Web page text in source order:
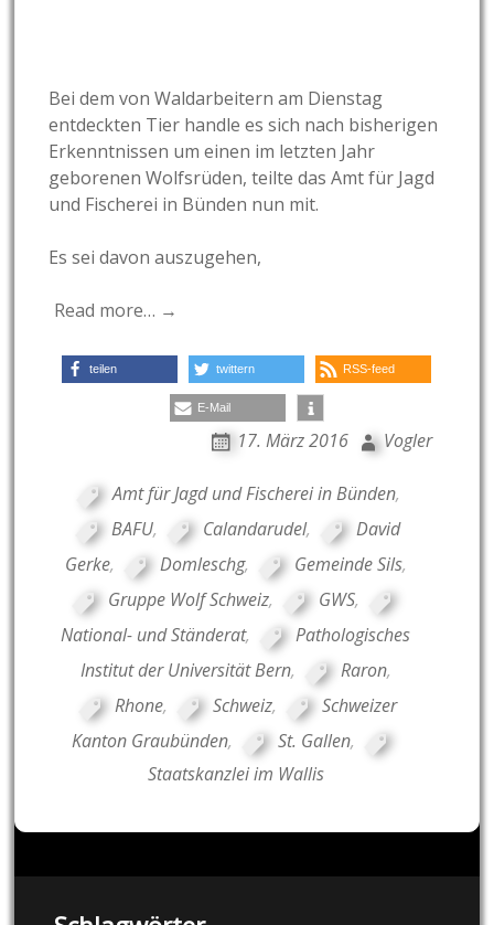
Bei dem von Waldarbeitern am Dienstag
entdeckten Tier handle es sich nach bisherigen
Erkenntnissen um einen im letzten Jahr
geborenen Wolfsrüden, teilte das Amt für Jagd
und Fischerei in Bünden nun mit.
Es sei davon auszugehen,
Read more… →
teilen twittern RSS-feed
E-Mail
17. März 2016 Vogler
Amt für Jagd und Fischerei in Bünden,
BAFU, Calandarudel,
David
Gerke, Domleschg, Gemeinde Sils,
Gruppe Wolf Schweiz, GWS,
National- und Ständerat,
Pathologisches
Institut der Universität Bern, Raron,
Rhone, Schweiz,
Schweizer
Kanton Graubünden, St. Gallen,
Staatskanzlei im Wallis